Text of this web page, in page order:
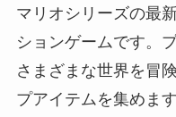
マリオシリーズの最
ションゲームです。
さまざまな世界を冒
プアイテムを集めま